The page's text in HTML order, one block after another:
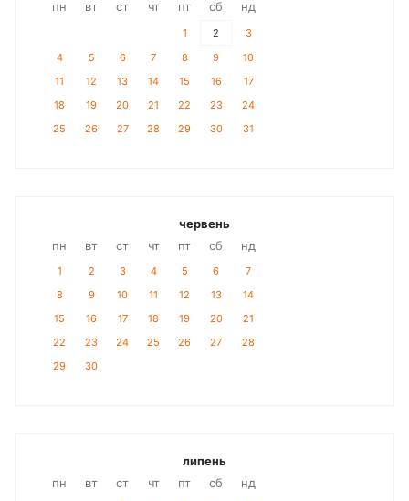
пн вт ст чт пт сб нд
1 2
3
4
5 6 7 8 9
10
11
12 13 14 15 16
17
18
19 20 21 22 23
24
25
26 27 28 29 30 31
червень
пн
вт ст чт пт сб нд
1 2 3 4 5 6
7
8
9 10 11 12 13
14
15
16 17 18 19 20
21
22
23 24 25 26 27
28
29
30
липень
пн
вт ст чт пт сб нд